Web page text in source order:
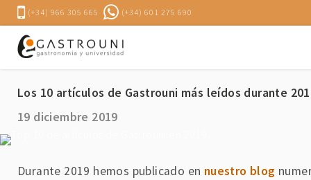
(+34) 966 305 665 (+34) 601 275 690
Los 10 artículos de Gastrouni más leídos durante
19 diciembre 2019
Durante 2019 hemos publicado en nuestro blog